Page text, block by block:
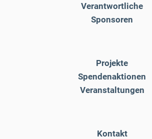
Verantwortliche
Sponsoren
Projekte
Spendenaktionen
Veranstaltungen
Kontakt